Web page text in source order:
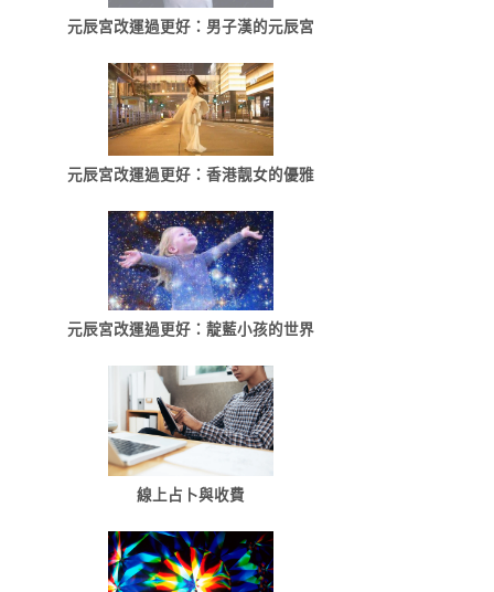
元辰宮改運過更好：男子漢的元辰宮
元辰宮改運過更好：香港靓女的優雅
元辰宮改運過更好：靛藍小孩的世界
線上占卜與收費